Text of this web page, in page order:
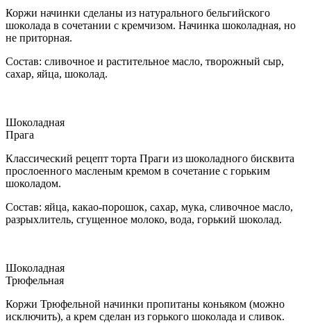
Коржи начинки сделаны из натурального бельгийского
шоколада в сочетании с кремчизом. Начинка шоколадная, но
не приторная.
Состав: сливочное и растительное масло, творожный сыр,
сахар, яйца, шоколад.
Шоколадная
Прага
Классический рецепт торта Праги из шоколадного бисквита
прослоенного масленым кремом в сочетание с горьким
шоколадом.
Состав: яйца, какао-порошок, сахар, мука, сливочное масло,
разрыхлитель, сгущенное молоко, вода, горький шоколад.
Шоколадная
Трюфельная
Коржи Трюфельной начинки пропитаны коньяком (можно
исключить), а крем сделан из горького шоколада и сливок.